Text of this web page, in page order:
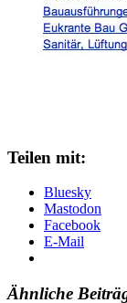
Teilen mit:
Bluesky
Mastodon
Facebook
E-Mail
Ähnliche